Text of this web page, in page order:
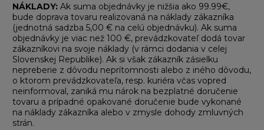
NÁKLADY:Ak suma objednávky je nižšia ako 99.99€,
bude doprava tovaru realizovaná na náklady zákazníka
(jednotná sadzba 5,00 € na celú objednávku). Ak suma
objednávky je viac než 100 €, prevádzkovateľ dodá tovar
zákazníkovi na svoje náklady (v rámci dodania v celej
Slovenskej Republike). Ak si však zákazník zásielku
nepreberie z dôvodu neprítomnosti alebo z iného dôvodu,
o ktorom prevádzkovateľa, resp. kuriéra včas vopred
neinformoval, zaniká mu nárok na bezplatné doručenie
tovaru a prípadné opakované doručenie bude vykonané
na náklady zákazníka alebo v zmysle dohody zmluvných
strán.